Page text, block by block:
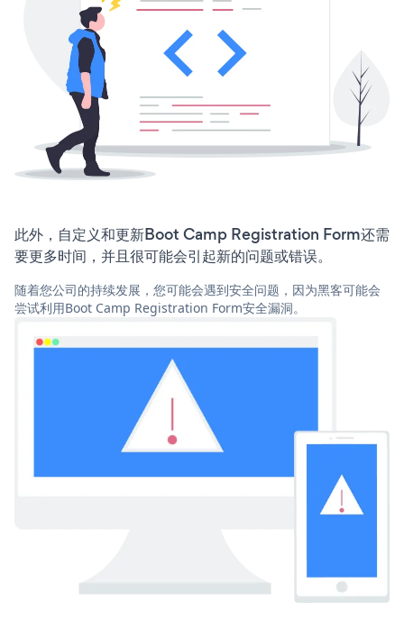
此外，自定义和更新Boot Camp Registration Form还需
要更多时间，并且很可能会引起新的问题或错误。
随着您公司的持续发展，您可能会遇到安全问题，因为黑客可能会
尝试利用Boot Camp Registration Form安全漏洞。